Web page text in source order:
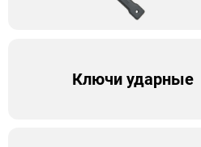
Ключи ударные